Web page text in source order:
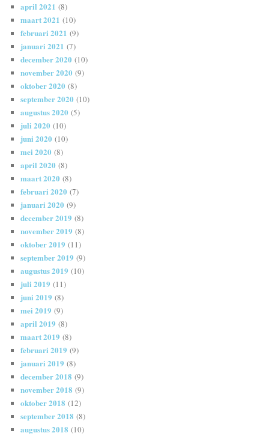
april 2021 (8)
maart 2021 (10)
februari 2021 (9)
januari 2021 (7)
december 2020 (10)
november 2020 (9)
oktober 2020 (8)
september 2020 (10)
augustus 2020 (5)
juli 2020 (10)
juni 2020 (10)
mei 2020 (8)
april 2020 (8)
maart 2020 (8)
februari 2020 (7)
januari 2020 (9)
december 2019 (8)
november 2019 (8)
oktober 2019 (11)
september 2019 (9)
augustus 2019 (10)
juli 2019 (11)
juni 2019 (8)
mei 2019 (9)
april 2019 (8)
maart 2019 (8)
februari 2019 (9)
januari 2019 (8)
december 2018 (9)
november 2018 (9)
oktober 2018 (12)
september 2018 (8)
augustus 2018 (10)